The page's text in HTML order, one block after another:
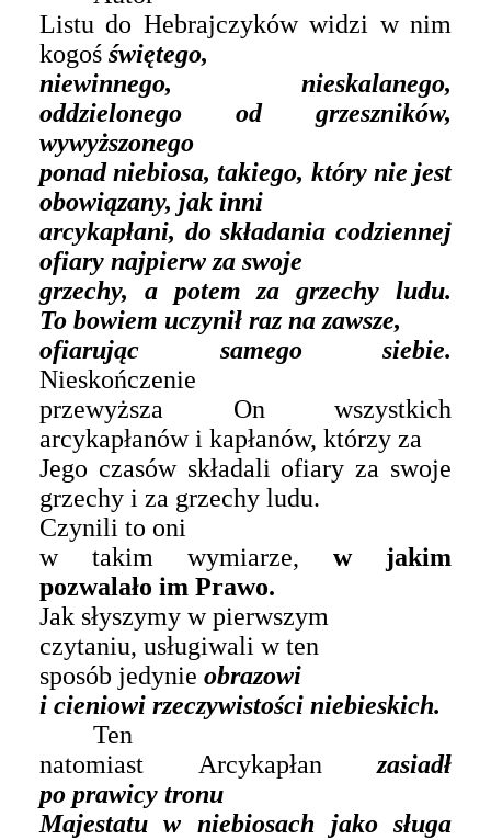
Listu do Hebrajczyków widzi w nim
kogoś świętego,
niewinnego, nieskalanego,
oddzielonego od grzeszników,
wywyższonego
ponad niebiosa, takiego, który nie jest
obowiązany, jak inni
arcykapłani, do składania codziennej
ofiary najpierw za swoje
grzechy, a potem za grzechy ludu.
To bowiem uczynił raz na zawsze,
ofiarując samego siebie.
Nieskończenie
przewyższa On wszystkich
arcykapłanów i kapłanów, którzy za
Jego czasów składali ofiary za swoje
grzechy i za grzechy ludu.
Czynili to oni
w takim wymiarze,w jakim
pozwalało im Prawo.
Jak słyszymy w pierwszym
czytaniu, usługiwali w ten
sposób jedynie obrazowi
i cieniowi rzeczywistości niebieskich.
Ten
natomiast Arcykapłanzasiadł
po prawicy tronu
Majestatu w niebiosach jako sługa